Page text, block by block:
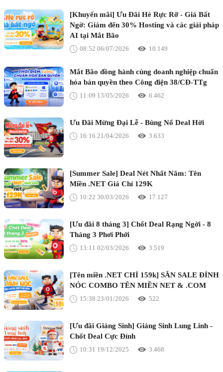
[Khuyến mãi] Ưu Đãi Hè Rực Rỡ - Giá Bất
Ngờ: Giảm đến 30% Hosting và các giải pháp
AI tại Mắt Bão
08:52 06/07/2026 10.149
Mắt Bão đồng hành cùng doanh nghiệp chuẩn
hóa bản quyền theo Công điện 38/CĐ-TTg
11:09 13/05/2026 6.462
Ưu Đãi Mừng Đại Lễ - Bùng Nổ Deal Hời
16:16 21/04/2026 3.633
[Summer Sale] Deal Nét Nhất Năm: Tên
Miền .NET Giá Chỉ 129K
10:22 30/03/2026 17.127
[Ưu đãi 8 tháng 3] Chốt Deal Rạng Ngời - 8
Tháng 3 Phơi Phới
13:11 02/03/2026 3.519
[Tên miền .NET CHỈ 159k] SĂN SALE ĐỈNH
NÓC COMBO TÊN MIỀN NET & .COM
15:38 23/01/2026 522
[Ưu đãi Giáng Sinh] Giáng Sinh Lung Linh -
Chốt Deal Cực Đỉnh
10:31 19/12/2025 3.468